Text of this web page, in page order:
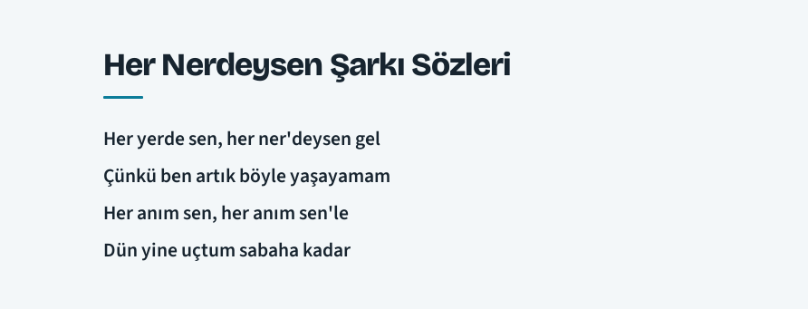
Her Nerdeysen Şarkı Sözleri
Her yerde sen, her ner'deysen gel
Çünkü ben artık böyle yaşayamam
Her anım sen, her anım sen'le
Dün yine uçtum sabaha kadar